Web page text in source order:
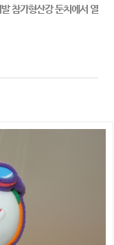
참가형산강 둔치에서 열